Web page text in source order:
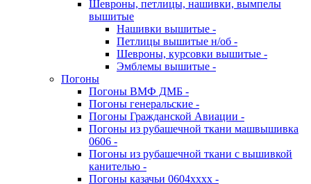
Шевроны, петлицы, нашивки, вымпелы
вышитые
Нашивки вышитые -
Петлицы вышитые н/об -
Шевроны, курсовки вышитые -
Эмблемы вышитые -
Погоны
Погоны ВМФ ДМБ -
Погоны генеральские -
Погоны Гражданской Авиации -
Погоны из рубашечной ткани машвышивка
0606 -
Погоны из рубашечной ткани с вышивкой
канителью -
Погоны казачьи 0604хххх -